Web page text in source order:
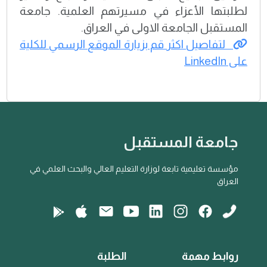
لطلبتها الأعزاء في مسيرتهم العلمية. جامعة
المستقبل الجامعة الاولى في العراق.
لتفاصيل اكثر قم بزيارة الموقع الرسمي للكلية
على LinkedIn
جامعة المستقبل
مؤسسة تعليمية تابعة لوزارة التعليم العالي والبحث العلمي في
العراق
روابط مهمة الطلبة